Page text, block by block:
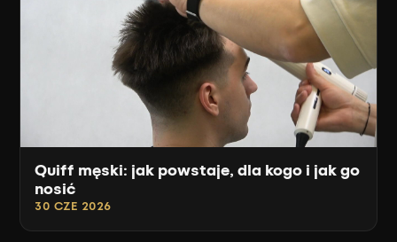
Quiff męski: jak powstaje, dla kogo i jak go
nosić
30 CZE 2026